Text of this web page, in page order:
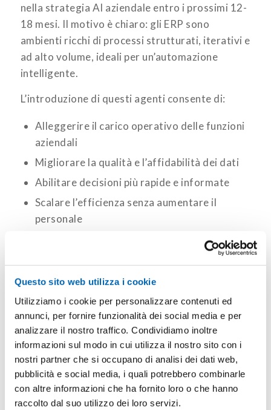
Questo sito web utilizza i cookie
Utilizziamo i cookie per personalizzare contenuti ed
annunci, per fornire funzionalità dei social media e per
analizzare il nostro traffico. Condividiamo inoltre
informazioni sul modo in cui utilizza il nostro sito con i
nostri partner che si occupano di analisi dei dati web,
pubblicità e social media, i quali potrebbero combinarle
con altre informazioni che ha fornito loro o che hanno
raccolto dal suo utilizzo dei loro servizi.
nella strategia AI aziendale entro i prossimi 12-
18 mesi. Il motivo è chiaro: gli ERP sono
ambienti ricchi di processi strutturati, iterativi e
ad alto volume, ideali per un’automazione
intelligente.
L’introduzione di questi agenti consente di:
Alleggerire il carico operativo delle funzioni
aziendali
Migliorare la qualità e l’affidabilità dei dati
Abilitare decisioni più rapide e informate
Scalare l’efficienza senza aumentare il
personale
Personalizzazione con Microsoft
Copilot Studio
Tutti gli agenti sono configurabili tramite
Copilot Studio, la piattaforma low-code che
permette di adattare gli agenti agli specifici
workflow aziendali e integrarli con fonti dati
interne, CRM, o altre soluzioni cloud.
Vuoi esplorare come gli agenti autonomi
possono ottimizzare il tuo ERP?